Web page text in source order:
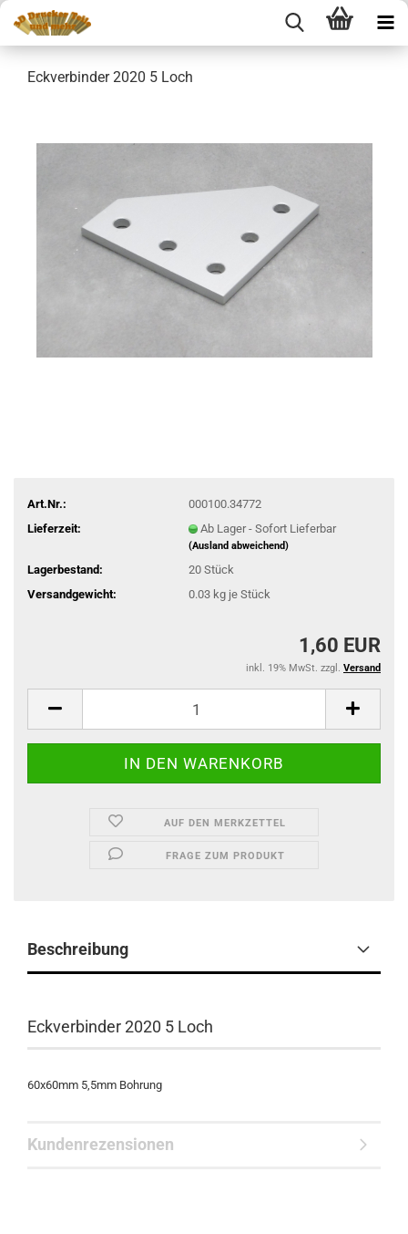
Eckverbinder 2020 5 Loch
Art.Nr.:
000100.34772
Lieferzeit:
Ab Lager - Sofort Lieferbar
(Ausland abweichend)
Lagerbestand: 20 Stück
Versandgewicht:
0.03kg je Stück
1,60 EUR
inkl. 19% MwSt. zzgl. Versand
AUF DEN MERKZETTEL
FRAGE ZUM PRODUKT
Beschreibung
Eckverbinder 2020 5 Loch
60x60mm 5,5mm Bohrung
Kundenrezensionen